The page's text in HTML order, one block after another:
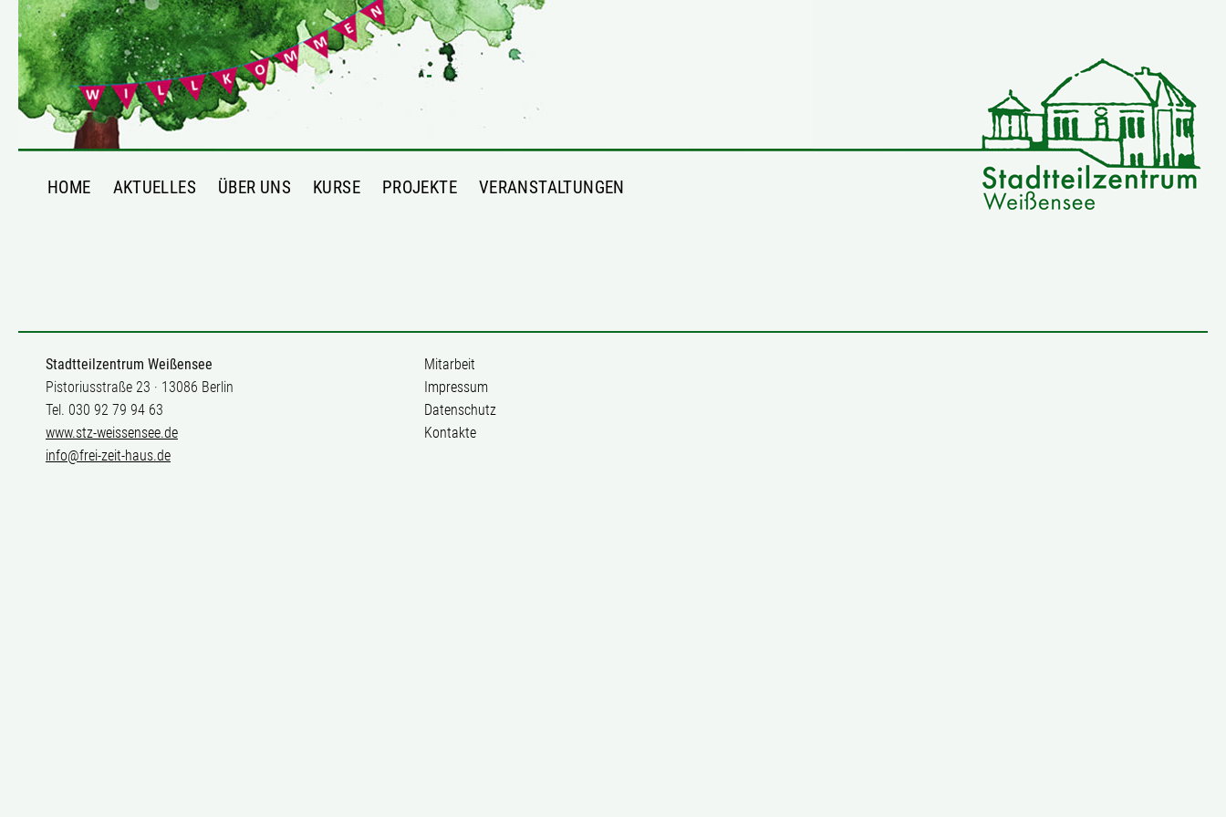
HOME AKTUELLES ÜBER UNS KURSE PROJEKTE VERANSTALTUNGEN
Stadtteilzentrum Weißensee
Pistoriusstraße 23 · 13086 Berlin
Tel. 030 92 79 94 63
www.stz-weissensee.de
info@frei-zeit-haus.de
Mitarbeit
Impressum
Datenschutz
Kontakte